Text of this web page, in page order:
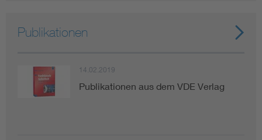
Publikationen
14.02.2019
Publikationen aus dem VDE Verlag